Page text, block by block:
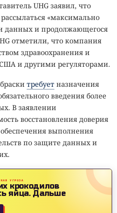
UHG заявил, что
«максимально
данных и продолжающегося
отметили, что компания
здравоохранения и
и другими регуляторами.
требует назначения
введения более
В заявлении
восстановления доверия
выполнения
по защите данных и
УГРОЗА
крокодилов
яйца.Дальше